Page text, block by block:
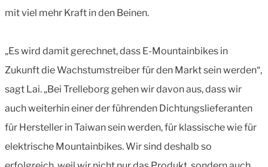
mit viel mehr Kraft in den Beinen.
„Es wird damit gerechnet, dass E-Mountainbikes in
Zukunft die Wachstumstreiber für den Markt sein werden“,
sagt Lai. „Bei Trelleborg gehen wir davon aus, dass wir
auch weiterhin einer der führenden Dichtungslieferanten
für Hersteller in Taiwan sein werden, für klassische wie für
elektrische Mountainbikes. Wir sind deshalb so